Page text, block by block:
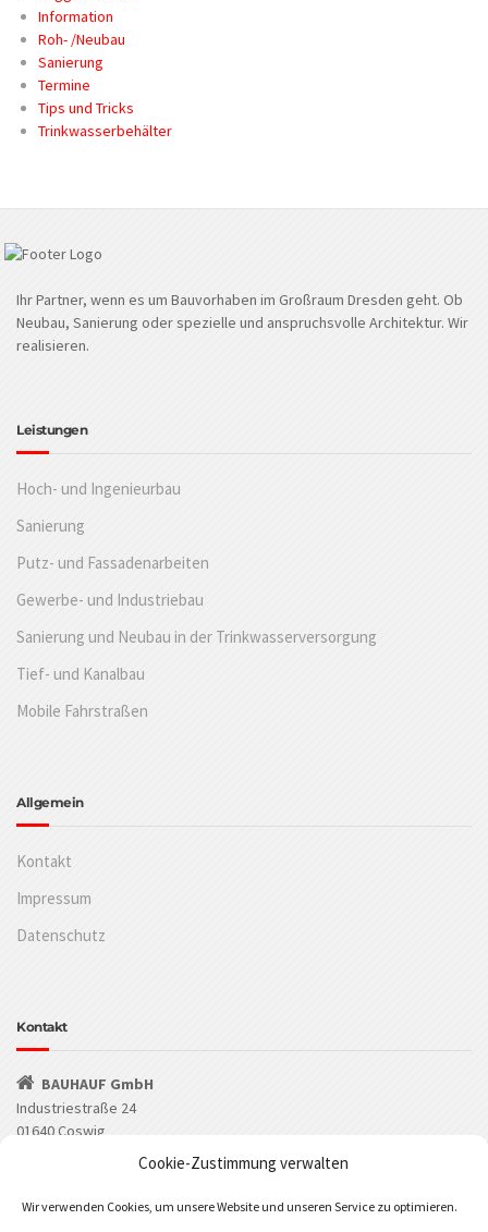
Cookie-Zustimmung verwalten
Wir verwenden Cookies, um unsere Website und unseren Service zu optimieren.
Information
Roh- /Neubau
Sanierung
Termine
Tips und Tricks
Trinkwasserbehälter
Ihr Partner, wenn es um Bauvorhaben im Großraum Dresden geht. Ob
Neubau, Sanierung oder spezielle und anspruchsvolle Architektur. Wir
realisieren.
Leistungen
Hoch- und Ingenieurbau
Sanierung
Putz- und Fassadenarbeiten
Gewerbe- und Industriebau
Sanierung und Neubau in der Trinkwasserversorgung
Tief- und Kanalbau
Mobile Fahrstraßen
Allgemein
Kontakt
Impressum
Datenschutz
Kontakt
BAUHAUF GmbH
Industriestraße 24
01640 Coswig
(03523) 53549-29